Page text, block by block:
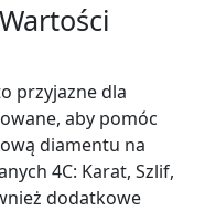
przyjazne dla
aby pomóc
diamentu na
4C: Karat, Szlif,
dodatkowe